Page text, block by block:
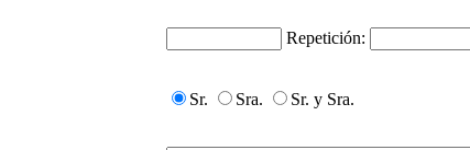
Repetición:
Sr. Sra. Sr. y Sra.